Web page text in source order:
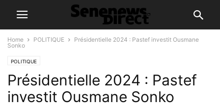
Home POLITIQUE
Présidentielle 2024 : Pastef investit Ousmane
Sonko
POLITIQUE
Présidentielle 2024 : Pastef
investit Ousmane Sonko